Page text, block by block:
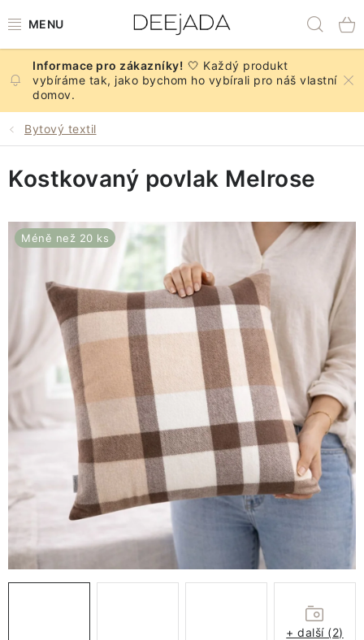
na
NOVINKY
PODZIM
KUCHYNĚ A STOLOVÁNÍ
BYTOVÝ TEXTIL
KOUPELNA
ZNAČKY
VÁNOCE
JARO
Doprava a platba
FAQ - nejčastější dotazy
Vrácení zboží a reklamace
Obchodní podmínky
Ochrana Osobních údajů GDPR
Spojte se s námi
🤍 Každý produkt
vybíráme tak, jako bychom ho vybírali pro náš vlastní
domov.
Bytový textil
Kostkovaný povlak Melrose
Méně než 20 ks
+ další (2)